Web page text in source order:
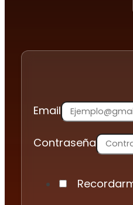
Email
Contraseña